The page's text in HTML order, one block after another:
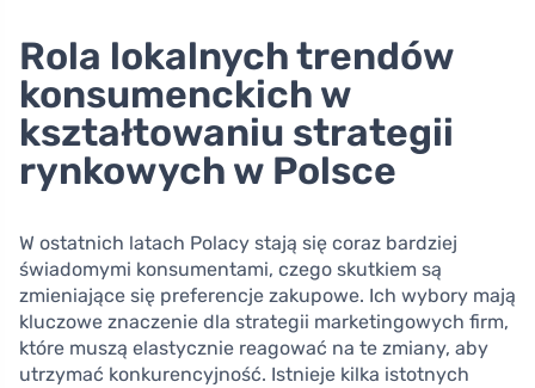
Rola lokalnych trendów
konsumenckich w
kształtowaniu strategii
rynkowych w Polsce
W ostatnich latach Polacy stają się coraz bardziej
świadomymi konsumentami, czego skutkiem są
zmieniające się preferencje zakupowe. Ich wybory mają
kluczowe znaczenie dla strategii marketingowych firm,
które muszą elastycznie reagować na te zmiany, aby
utrzymać konkurencyjność. Istnieje kilka istotnych